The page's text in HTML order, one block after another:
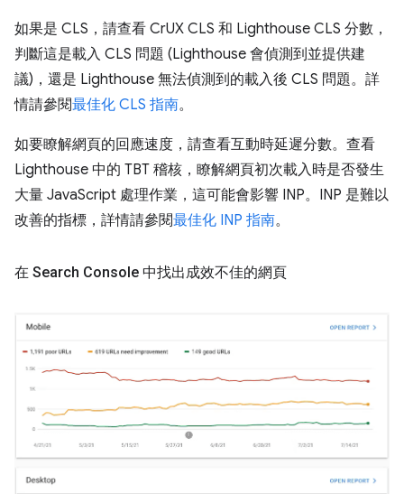
如果是 CLS，請查看 CrUX CLS 和 Lighthouse CLS 分數，
判斷這是載入 CLS 問題 (Lighthouse 會偵測到並提供建
議)，還是 Lighthouse 無法偵測到的載入後 CLS 問題。詳
情請參閱最佳化 CLS 指南。
如要瞭解網頁的回應速度，請查看互動時延遲分數。查看
Lighthouse 中的 TBT 稽核，瞭解網頁初次載入時是否發生
大量 JavaScript 處理作業，這可能會影響 INP。INP 是難以
改善的指標，詳情請參閱最佳化 INP 指南。
在 Search Console 中找出成效不佳的網頁